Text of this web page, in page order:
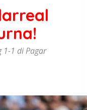
1-1 di Pagar